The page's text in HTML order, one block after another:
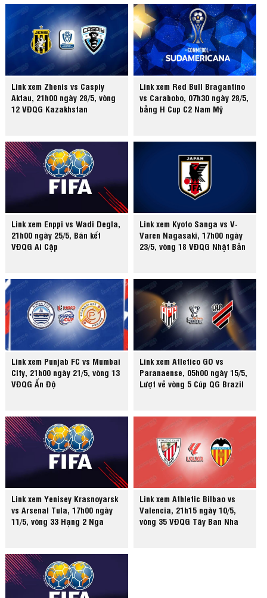
Link xem Zhenis vs Caspiy
Aktau, 21h00 ngày 28/5, vòng
12 VĐQG Kazakhstan
Link xem Red Bull Bragantino
vs Carabobo, 07h30 ngày 28/5,
bảng H Cup C2 Nam Mỹ
Link xem Enppi vs Wadi Degla,
21h00 ngày 25/5, Bán kết
VĐQG Ai Cập
Link xem Kyoto Sanga vs V-
Varen Nagasaki, 17h00 ngày
23/5, vòng 18 VĐQG Nhật Bản
Link xem Punjab FC vs Mumbai
City, 21h00 ngày 21/5, vòng 13
VĐQG Ấn Độ
Link xem Atletico GO vs
Paranaense, 05h00 ngày 15/5,
Lượt về vòng 5 Cúp QG Brazil
Link xem Yenisey Krasnoyarsk
vs Arsenal Tula, 17h00 ngày
11/5, vòng 33 Hạng 2 Nga
Link xem Athletic Bilbao vs
Valencia, 21h15 ngày 10/5,
vòng 35 VĐQG Tây Ban Nha